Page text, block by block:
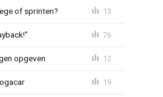
of sprinten? 13
76
opgeven 12
19